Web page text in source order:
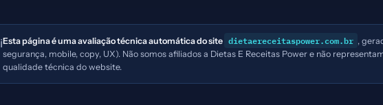
ℹ️Esta página é uma avaliação técnica automática do site dietaereceitaspower.com.br ,
segurança, mobile, copy, UX). Não somos afiliados a Dietas E Receitas Power e não
qualidade técnica do website.